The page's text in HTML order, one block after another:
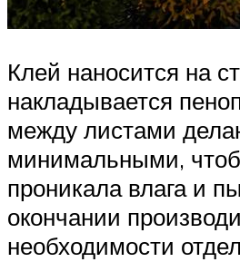
Клей наносится на
накладывается
между листами
минимальными,
проникала влага и
окончании
необходимости